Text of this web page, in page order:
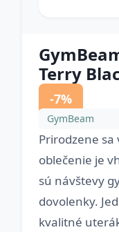
Terry
-7%
GymBeam
Prirodzene
oblečenie je
sú návštevy
dovolenky.
kvalitné